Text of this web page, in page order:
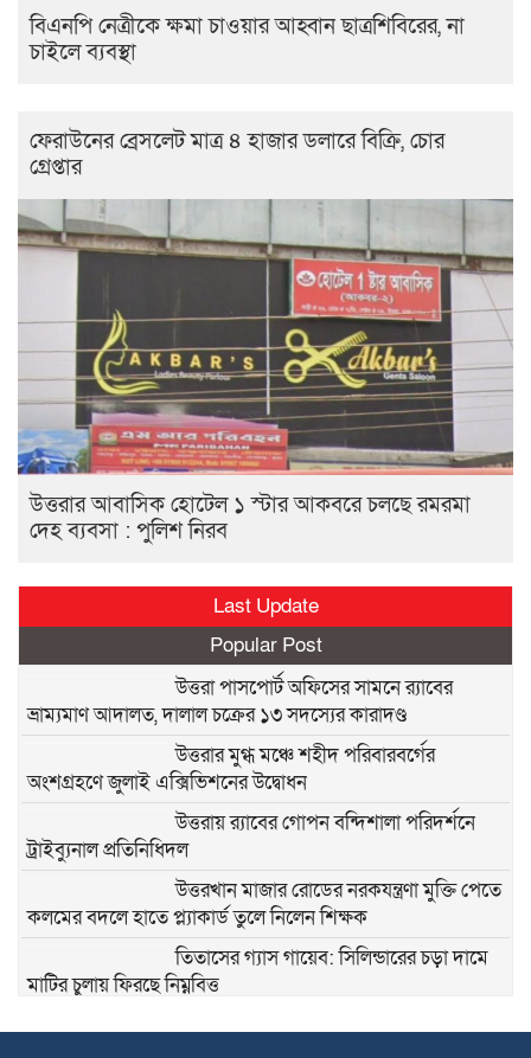
বিএনপি নেত্রীকে ক্ষমা চাওয়ার আহ্বান ছাত্রশিবিরের, না
চাইলে ব্যবস্থা
ফেরাউনের ব্রেসলেট মাত্র ৪ হাজার ডলারে বিক্রি, চোর
গ্রেপ্তার
উত্তরার আবাসিক হোটেল ১ স্টার আকবরে চলছে রমরমা
দেহ ব্যবসা : পুলিশ নিরব
Last Update
Popular Post
উত্তরা পাসপোর্ট অফিসের সামনে র‍্যাবের
ভ্রাম্যমাণ আদালত, দালাল চক্রের ১৩ সদস্যের কারাদণ্ড
উত্তরার মুগ্ধ মঞ্চে শহীদ পরিবারবর্গের
অংশগ্রহণে জুলাই এক্সিভিশনের উদ্বোধন
উত্তরায় র‍্যাবের গোপন বন্দিশালা পরিদর্শনে
ট্রাইব্যুনাল প্রতিনিধিদল
উত্তরখান মাজার রোডের নরকযন্ত্রণা মুক্তি পেতে
কলমের বদলে হাতে প্ল্যাকার্ড তুলে নিলেন শিক্ষক
তিতাসের গ্যাস গায়েব: সিলিন্ডারের চড়া দামে
মাটির চুলায় ফিরছে নিম্নবিত্ত
জনবান্ধব নেতা সিদ্দিকুর রহমান সিদ্দিককে ৫২